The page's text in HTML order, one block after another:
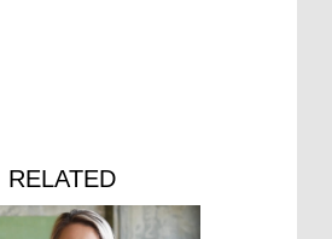
RELATED